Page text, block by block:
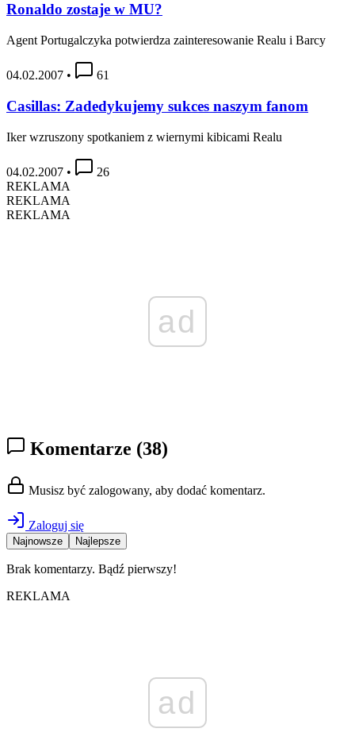
Ronaldo zostaje w MU?
Agent Portugalczyka potwierdza zainteresowanie Realu i Barcy
04.02.2007 • 61
Casillas: Zadedykujemy sukces naszym fanom
Iker wzruszony spotkaniem z wiernymi kibicami Realu
04.02.2007 •
26
REKLAMA
REKLAMA
REKLAMA
ad
Komentarze (38)
Musisz być zalogowany, aby dodać komentarz.
Zaloguj się
Najnowsze Najlepsze
Brak komentarzy. Bądź pierwszy!
REKLAMA
ad